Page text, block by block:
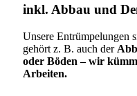
inkl. Abbau und
Unsere Entrümpelungen
gehört z. B. auch der
oder Böden – wir
Arbeiten.